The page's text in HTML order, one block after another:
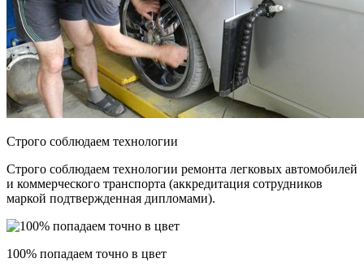
Строго соблюдаем технологии
Строго соблюдаем технологии ремонта легковых автомобилей
и коммерческого транспорта (аккредитация сотрудников
маркой подтвержденная дипломами).
100% попадаем точно в цвет